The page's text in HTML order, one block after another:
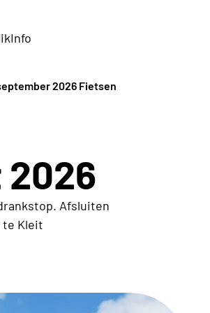
Info
2026 Fietsen
Afsluiten
te Kleit